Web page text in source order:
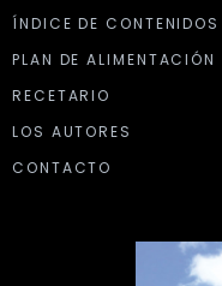
ÍNDICE DE CONTENIDOS
PLAN DE ALIMENTACIÓN
RECETARIO
LOS AUTORES
CONTACTO